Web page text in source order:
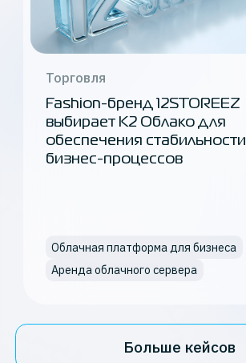
Торговля
Fashion-бренд 12STOREEZ
выбирает К2 Облако для
обеспечения стабильности
бизнес-процессов
Облачная платформа для бизнеса
Аренда облачного сервера
Больше кейсов